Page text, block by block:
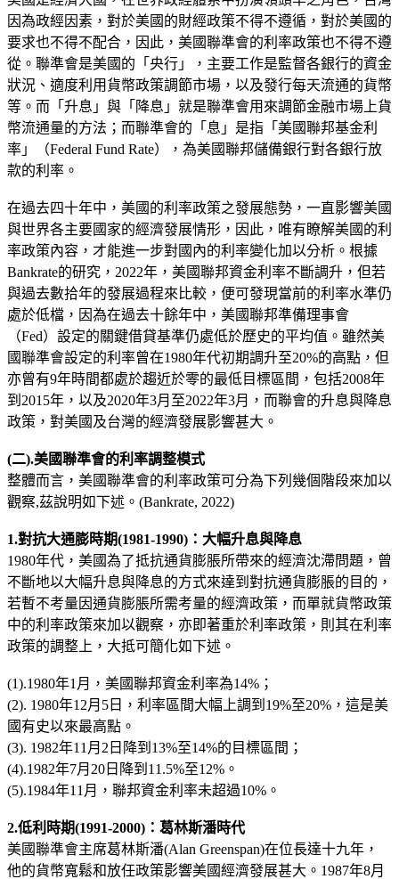
因為政經因素，對於美國的財經政策不得不遵循，對於美國的
要求也不得不配合，因此，美國聯準會的利率政策也不得不遵
從。聯準會是美國的「央行」，主要工作是監督各銀行的資金
狀況、適度利用貨幣政策調節市場，以及發行每天流通的貨幣
等。而「升息」與「降息」就是聯準會用來調節金融市場上貨
幣流通量的方法；而聯準會的「息」是指「美國聯邦基金利
率」（Federal Fund Rate），為美國聯邦儲備銀行對各銀行放
款的利率。
在過去四十年中，美國的利率政策之發展態勢，一直影響美國
與世界各主要國家的經濟發展情形，因此，唯有瞭解美國的利
率政策內容，才能進一步對國內的利率變化加以分析。根據
Bankrate的研究，2022年，美國聯邦資金利率不斷調升，但若
與過去數拾年的發展過程來比較，便可發現當前的利率水準仍
處於低檔，因為在過去十餘年中，美國聯邦準備理事會
（Fed）設定的關鍵借貸基準仍處低於歷史的平均值。雖然美
國聯準會設定的利率曾在1980年代初期調升至20%的高點，但
亦曾有9年時間都處於趨近於零的最低目標區間，包括2008年
到2015年，以及2020年3月至2022年3月，而聯會的升息與降息
政策，對美國及台灣的經濟發展影響甚大。
(二).美國聯準會的利率調整模式
整體而言，美國聯準會的利率政策可分為下列幾個階段來加以
觀察,茲說明如下述。(Bankrate, 2022)
1.對抗大通膨時期(1981-1990)：大幅升息與降息
1980年代，美國為了抵抗通貨膨脹所帶來的經濟沈滯問題，曾
不斷地以大幅升息與降息的方式來達到對抗通貨膨脹的目的，
若暫不考量因通貨膨脹所需考量的經濟政策，而單就貨幣政策
中的利率政策來加以觀察，亦即著重於利率政策，則其在利率
政策的調整上，大抵可簡化如下述。
(1).1980年1月，美國聯邦資金利率為14%；
(2). 1980年12月5日，利率區間大幅上調到19%至20%，這是美
國有史以來最高點。
(3). 1982年11月2日降到13%至14%的目標區間；
(4).1982年7月20日降到11.5%至12%。
(5).1984年11月，聯邦資金利率未超過10%。
2.低利時期(1991-2000)：葛林斯潘時代
美國聯準會主席葛林斯潘(Alan Greenspan)在位長達十九年，
他的貨幣寬鬆和放任政策影響美國經濟發展甚大。1987年8月